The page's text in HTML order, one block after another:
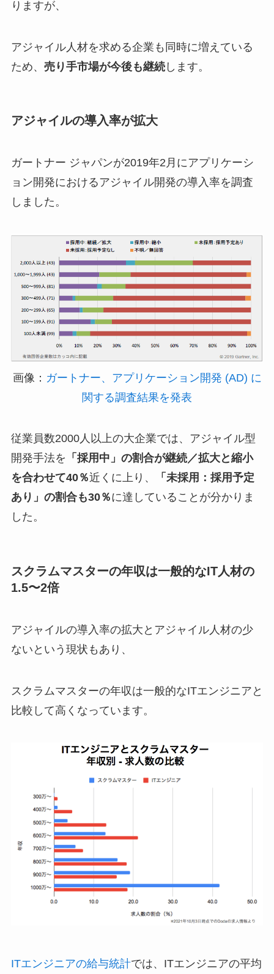
りますが、
アジャイル人材を求める企業も同時に増えている
ため、 売り手市場が今後も継続します。
アジャイルの導入率が拡大
ガートナー ジャパンが2019年2月にアプリケーシ
ョン開発におけるアジャイル開発の導入率を調査
しました。
画像： ガートナー、アプリケーション開発 (AD) に
関する調査結果を発表
従業員数2000人以上の大企業では、アジャイル型
開発手法を 「採用中」の割合が継続／拡大と縮小
を合わせて40％近くに上り、
「未採用：採用予定
あり」の割合も30％に達していることが分かりま
した。
スクラムマスターの年収は一般的なIT人材の
1.5〜2倍
アジャイルの導入率の拡大とアジャイル人材の少
ないという現状もあり、
スクラムマスターの年収は一般的なITエンジニアと
比較して高くなっています。
ITエンジニアの給与統計では、ITエンジニアの平均